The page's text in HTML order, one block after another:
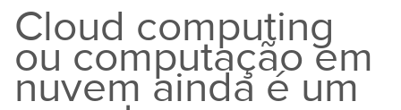
Cloud computing
ou computação em
nuvem ainda é um